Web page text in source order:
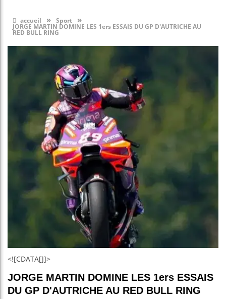
accueil » Sport »
JORGE MARTIN DOMINE LES 1ers ESSAIS DU GP D'AUTRICHE AU
RED BULL RING
<![CDATA[]]>
JORGE MARTIN DOMINE LES 1ers ESSAIS
DU GP D'AUTRICHE AU RED BULL RING